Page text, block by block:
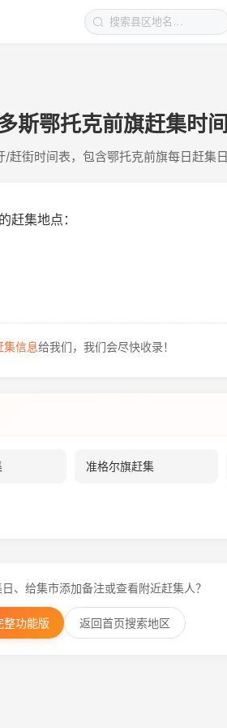
斯鄂托克前旗赶集时
街时间表，包含鄂托克前旗每日赶集
赶集地点：
集信息给我们，我们会尽快收录！
准格尔旗赶集
、给集市添加备注或查看附近赶集人？
整功能版 返回首页搜索地区